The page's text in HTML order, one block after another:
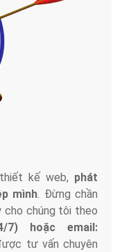
kế web, phát
mình. Đừng chần
cho chúng tôi theo
7) hoặc email:
tư vấn chuyên